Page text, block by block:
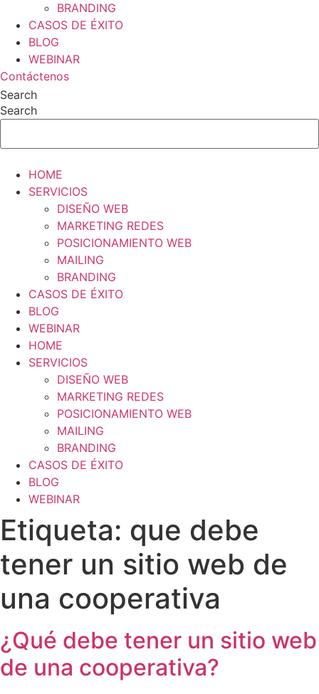
BRANDING
CASOS DE ÉXITO
BLOG
WEBINAR
Contáctenos
Search
Search
HOME
SERVICIOS
DISEÑO WEB
MARKETING REDES
POSICIONAMIENTO WEB
MAILING
BRANDING
CASOS DE ÉXITO
BLOG
WEBINAR
HOME
SERVICIOS
DISEÑO WEB
MARKETING REDES
POSICIONAMIENTO WEB
MAILING
BRANDING
CASOS DE ÉXITO
BLOG
WEBINAR
Etiqueta: que debe
tener un sitio web de
una cooperativa
¿Qué debe tener un sitio web
de una cooperativa?